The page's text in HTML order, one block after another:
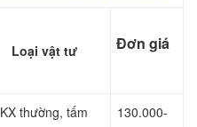
Loại vật tư Đơn giá
KX thường, tấm
130.000-